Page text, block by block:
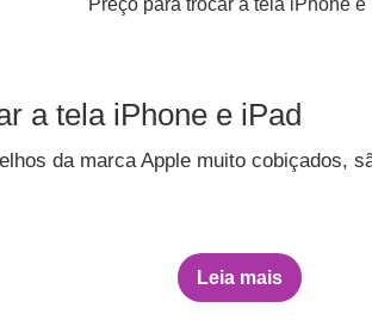
a tela iPhone e iPad
da marca Apple muito cobiçados,
Leia mais